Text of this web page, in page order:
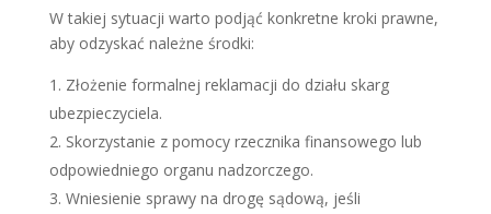
W takiej sytuacji warto podjąć konkretne kroki prawne,
aby odzyskać należne środki:
Złożenie formalnej reklamacji do działu skarg
ubezpieczyciela.
Skorzystanie z pomocy rzecznika finansowego lub
odpowiedniego organu nadzorczego.
Wniesienie sprawy na drogę sądową, jeśli